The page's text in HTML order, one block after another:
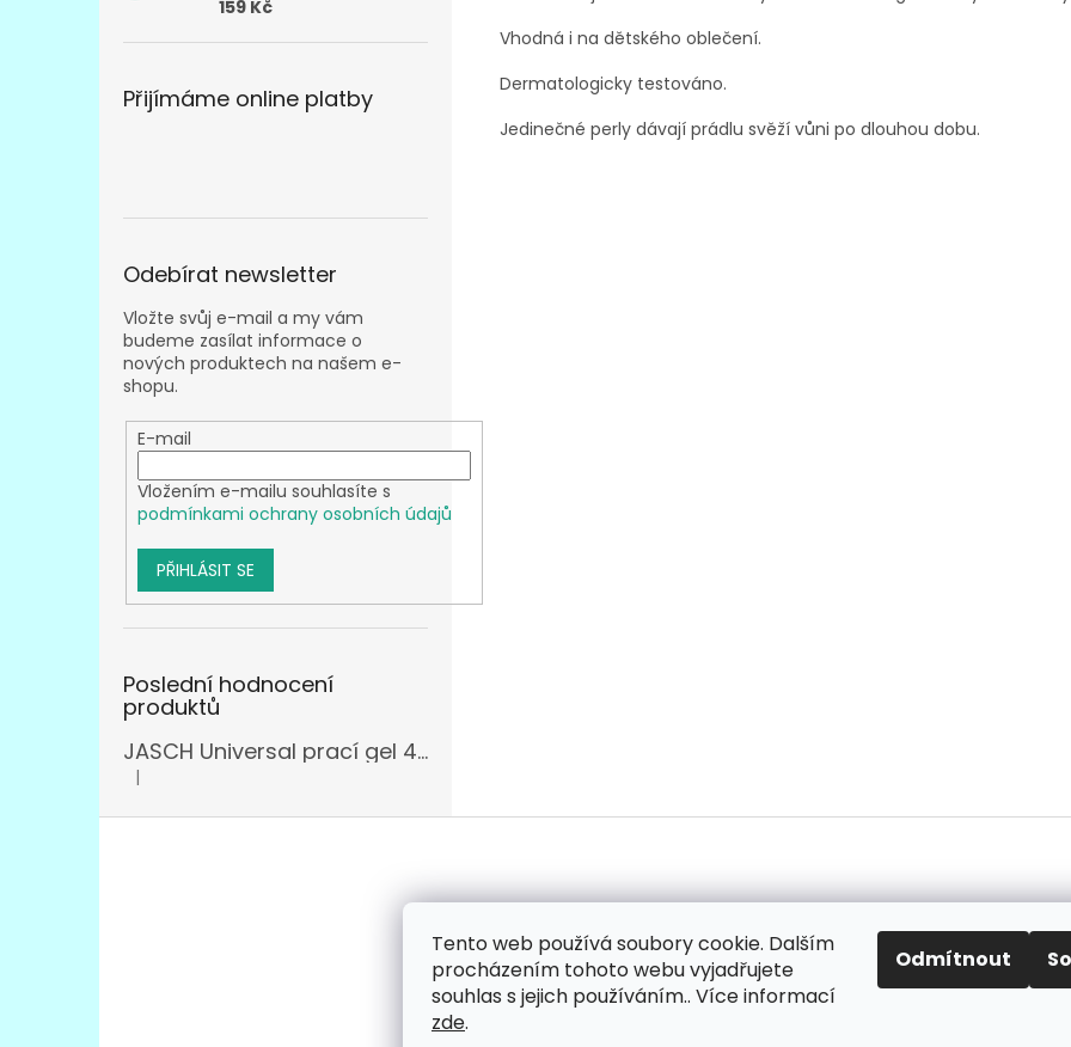
Tento web používá soubory cookie. Dalším
procházením tohoto webu vyjadřujete
souhlas s jejich používáním.. Více informací
zde.
Odmítnout
159 Kč
Přijímáme online platby
Odebírat newsletter
Vložte svůj e-mail a my vám
budeme zasílat informace o
nových produktech na našem e-
shopu.
E-mail
Vložením e-mailu souhlasíte s
podmínkami ochrany osobních údajů
PŘIHLÁSIT SE
Poslední hodnocení
produktů
JASCH Universal prací gel 4,305l
Hodnocení produktu je 3 z 5 hvězdiček.
|
Vhodná i na dětského oblečení.
Dermatologicky testováno.
Jedinečné perly dávají prádlu svěží vůni po dlouhou dobu.
Facebook